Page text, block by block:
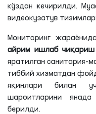
кўздан кечирилди.
видеокузатув
Мониторинг
айрим ишлаб
яратилган санитария-
тиббий хизматдан
яқинлари билан
шароитларини
берилди.